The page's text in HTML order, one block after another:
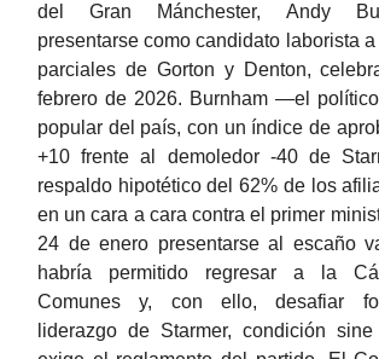
del Gran Mánchester, Andy
presentarse como candidato laborista
parciales de Gorton y Denton,
febrero de 2026. Burnham —el
popular del país, con un índice de
+10 frente al demoledor -40 de
respaldo hipotético del 62% de los
en un cara a cara contra el primer
24 de enero presentarse al escaño
habría permitido regresar a la
Comunes y, con ello, desafiar
liderazgo de Starmer, condición